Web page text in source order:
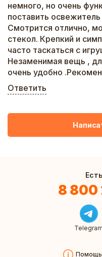
немного, но очень
поставить
Смотрится отлично,
стекол. Крепкий и
часто таскаться с
Незаменимая вещь ,
очень удобно
Ответить
8 800
Telegram
Помощь